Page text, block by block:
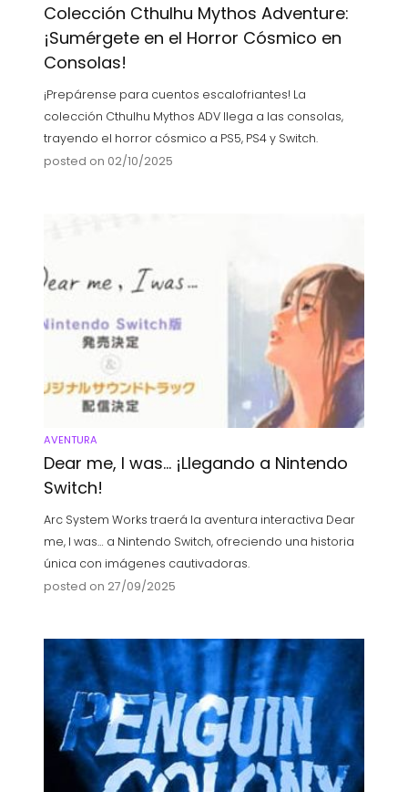
Colección Cthulhu Mythos Adventure:
¡Sumérgete en el Horror Cósmico en
Consolas!
¡Prepárense para cuentos escalofriantes! La
colección Cthulhu Mythos ADV llega a las consolas,
trayendo el horror cósmico a PS5, PS4 y Switch.
posted on 02/10/2025
AVENTURA
Dear me, I was… ¡Llegando a Nintendo
Switch!
Arc System Works traerá la aventura interactiva Dear
me, I was… a Nintendo Switch, ofreciendo una historia
única con imágenes cautivadoras.
posted on 27/09/2025